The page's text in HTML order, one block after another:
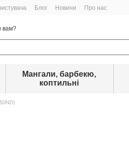
Блог Новини Про нас
вам?
Мангали, барбекю,
коптильні